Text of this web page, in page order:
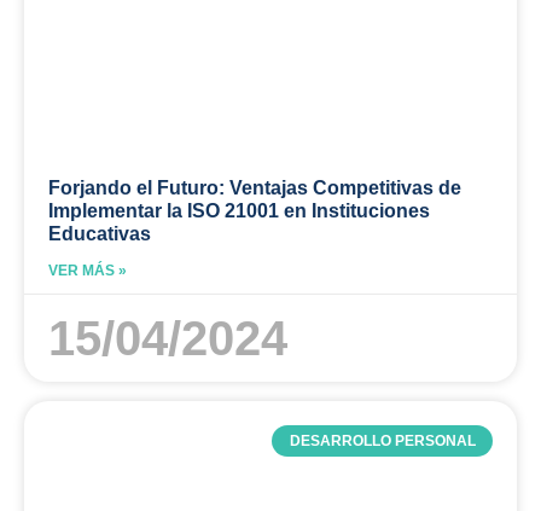
Forjando el Futuro: Ventajas Competitivas de
Implementar la ISO 21001 en Instituciones
Educativas
VER MÁS »
15/04/2024
DESARROLLO PERSONAL